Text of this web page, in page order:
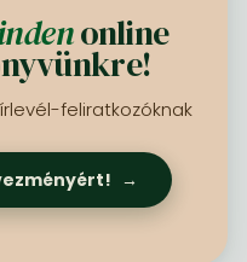
online
feliratkozóknak
→